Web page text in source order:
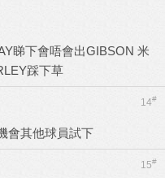
睇下會唔會出GIBSON 米
踩下草
14#
會其他球員試下
15#